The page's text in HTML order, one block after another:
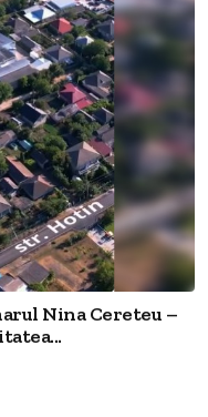
Nina Cereteu –